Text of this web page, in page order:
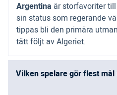
Argentina är storfavoriter
sin status som regerande
tippas bli den primära
tätt följt av Algeriet.
Vilken spelare gör flest mål